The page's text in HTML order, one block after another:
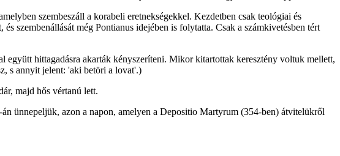
szembeszáll a korabeli eretnekségekkel. Kezdetben csak teológiai és
szembenállását még Pontianus idejében is folytatta. Csak a számkivetésben tért
hittagadásra akarták kényszeríteni. Mikor kitartottak keresztény voltuk mellett,
s annyit jelent: 'aki betöri a lovat'.)
majd hős vértanú lett.
ünnepeljük, azon a napon, amelyen a Depositio Martyrum (354-ben) átvitelükről